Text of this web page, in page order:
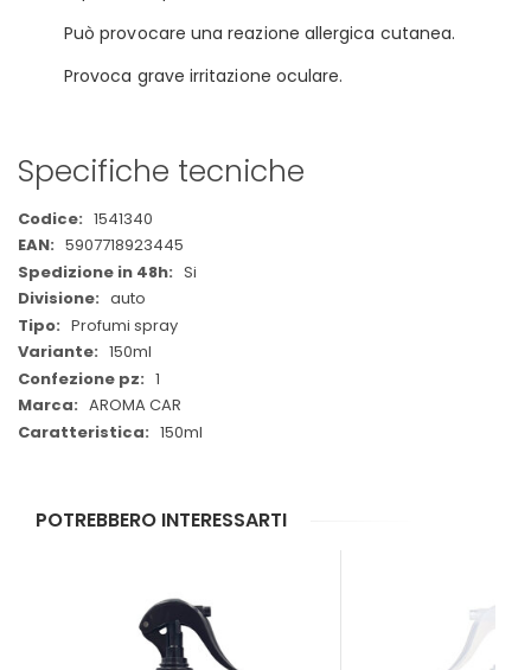
Può provocare una reazione allergica cutanea.
Provoca grave irritazione oculare.
Specifiche tecniche
Maggiori
Informazioni
1541340
5907718923445
Si
auto
Profumi spray
150ml
1
AROMA CAR
150ml
POTREBBERO INTERESSARTI